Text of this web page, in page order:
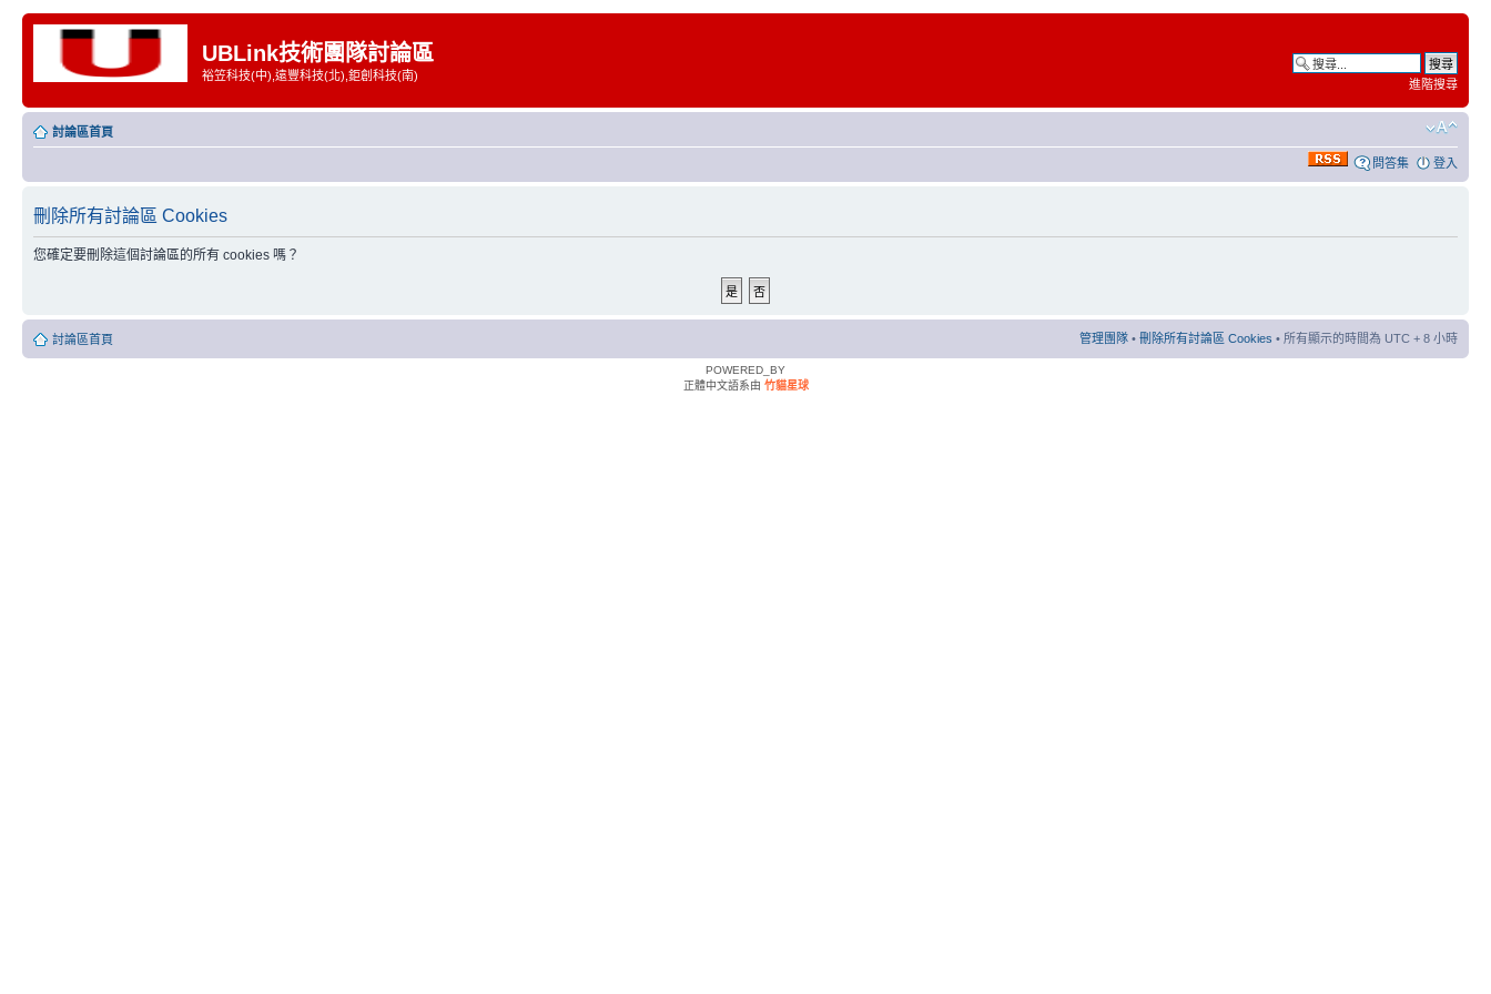
UBLink技術團隊討論區
裕笠科技(中),遠豐科技(北),鉅創科技(南)
進階搜尋
討論區首頁
問答集 登入
刪除所有討論區 Cookies
您確定要刪除這個討論區的所有 cookies 嗎？
討論區首頁 管理團隊 • 刪除所有討論區 Cookies • 所有顯示的時間為 UTC + 8 小時
POWERED_BY
正體中文語系由 竹貓星球